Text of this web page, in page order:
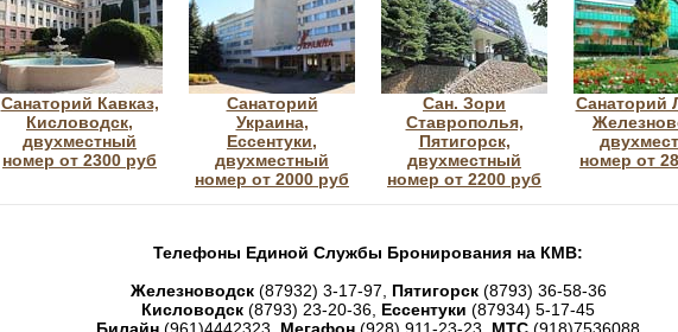
Санаторий Кавказ,
Кисловодск,
двухместный
номер от 2300 руб
Санаторий
Украина,
Ессентуки,
двухместный
номер от 2000 руб
Сан. Зори
Ставрополья,
Пятигорск,
двухместный
номер от 2200 руб
Санаторий
номер от
Телефоны Единой Службы Бронирования на КМВ:
Железноводск (87932) 3-17-97, Пятигорск (8793) 36-58-36
Кисловодск (8793) 23-20-36, Ессентуки (87934) 5-17-45